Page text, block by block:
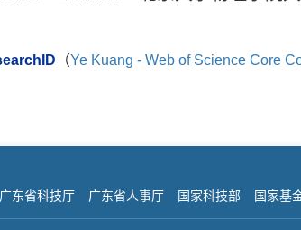
（Ye Kuang - Web of Science Core
广东省科技厅 广东省人事厅 国家科技部 国家基